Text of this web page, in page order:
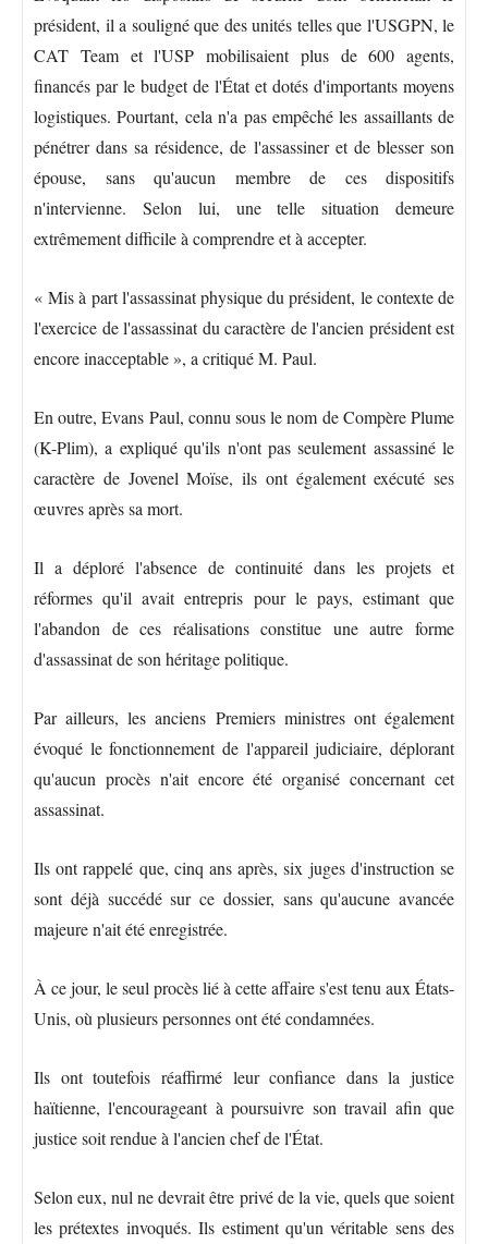
président, il a souligné que des unités telles que l'USGPN, le
CAT Team et l'USP mobilisaient plus de 600 agents,
financés par le budget de l'État et dotés d'importants moyens
logistiques. Pourtant, cela n'a pas empêché les assaillants de
pénétrer dans sa résidence, de l'assassiner et de blesser son
épouse, sans qu'aucun membre de ces dispositifs
n'intervienne. Selon lui, une telle situation demeure
extrêmement difficile à comprendre et à accepter.
« Mis à part l'assassinat physique du président, le contexte de
l'exercice de l'assassinat du caractère de l'ancien président est
encore inacceptable », a critiqué M. Paul.
En outre, Evans Paul, connu sous le nom de Compère Plume
(K-Plim), a expliqué qu'ils n'ont pas seulement assassiné le
caractère de Jovenel Moïse, ils ont également exécuté ses
œuvres après sa mort.
Il a déploré l'absence de continuité dans les projets et
réformes qu'il avait entrepris pour le pays, estimant que
l'abandon de ces réalisations constitue une autre forme
d'assassinat de son héritage politique.
Par ailleurs, les anciens Premiers ministres ont également
évoqué le fonctionnement de l'appareil judiciaire, déplorant
qu'aucun procès n'ait encore été organisé concernant cet
assassinat.
Ils ont rappelé que, cinq ans après, six juges d'instruction se
sont déjà succédé sur ce dossier, sans qu'aucune avancée
majeure n'ait été enregistrée.
À ce jour, le seul procès lié à cette affaire s'est tenu aux États-
Unis, où plusieurs personnes ont été condamnées.
Ils ont toutefois réaffirmé leur confiance dans la justice
haïtienne, l'encourageant à poursuivre son travail afin que
justice soit rendue à l'ancien chef de l'État.
Selon eux, nul ne devrait être privé de la vie, quels que soient
les prétextes invoqués. Ils estiment qu'un véritable sens des